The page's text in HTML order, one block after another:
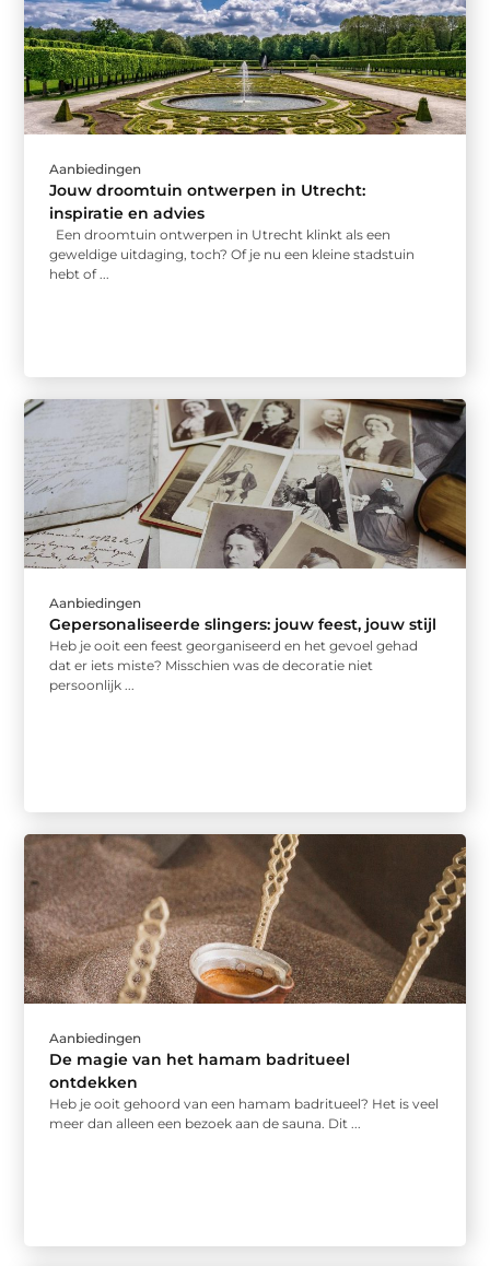
Aanbiedingen
Jouw droomtuin ontwerpen in Utrecht:
inspiratie en advies
Een droomtuin ontwerpen in Utrecht klinkt als een
geweldige uitdaging, toch? Of je nu een kleine stadstuin
hebt of ...
Aanbiedingen
Gepersonaliseerde slingers: jouw feest, jouw stijl
Heb je ooit een feest georganiseerd en het gevoel gehad
dat er iets miste? Misschien was de decoratie niet
persoonlijk ...
Aanbiedingen
De magie van het hamam badritueel
ontdekken
Heb je ooit gehoord van een hamam badritueel? Het is veel
meer dan alleen een bezoek aan de sauna. Dit ...